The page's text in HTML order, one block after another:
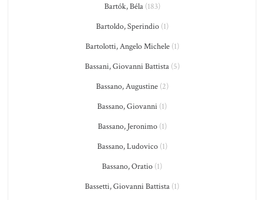
Bartók, Béla(183)
Bartoldo, Sperindio(1)
Bartolotti, Angelo Michele(1)
Bassani, Giovanni Battista(5)
Bassano, Augustine(2)
Bassano, Giovanni (1)
Bassano, Jeronimo(1)
Bassano, Ludovico(1)
Bassano, Oratio (1)
Bassetti, Giovanni Battista (1)